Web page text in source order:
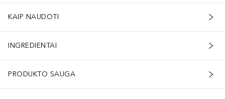
KAIP NAUDOTI
INGREDIENTAI
PRODUKTO SAUGA